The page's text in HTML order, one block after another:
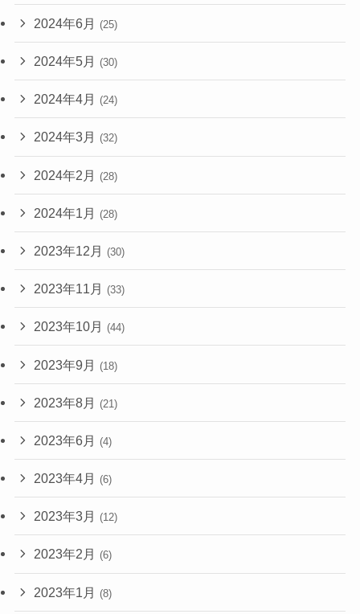
2024年6月 (25)
2024年5月 (30)
2024年4月 (24)
2024年3月 (32)
2024年2月 (28)
2024年1月 (28)
2023年12月 (30)
2023年11月 (33)
2023年10月 (44)
2023年9月 (18)
2023年8月 (21)
2023年6月 (4)
2023年4月 (6)
2023年3月 (12)
2023年2月 (6)
2023年1月 (8)